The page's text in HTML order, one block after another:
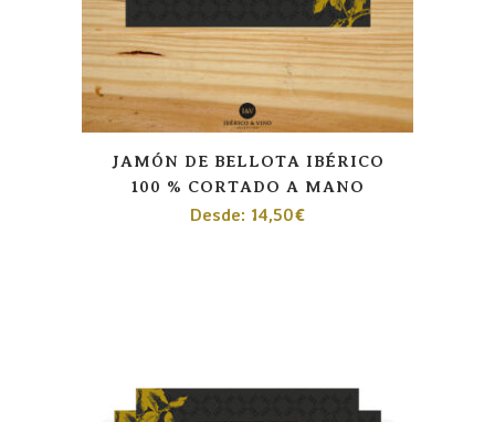
JAMÓN DE BELLOTA IBÉRICO
100 % CORTADO A MANO
Desde: 14,50€